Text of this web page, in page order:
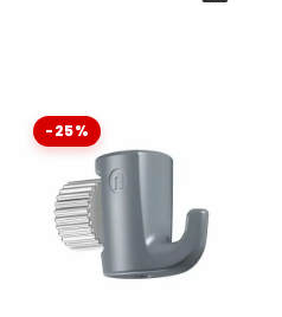
-25%